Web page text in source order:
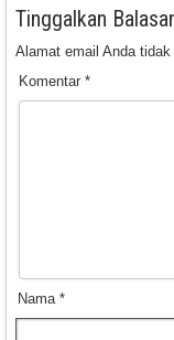
Tinggalkan
Alamat email Anda
Komentar *
Nama *